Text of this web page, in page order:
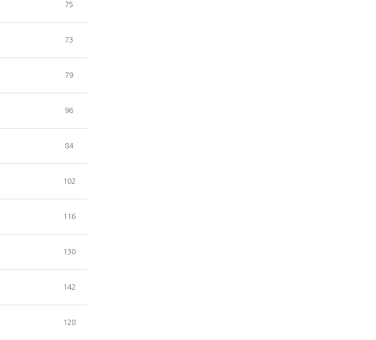
75
73
79
96
84
102
116
130
142
128